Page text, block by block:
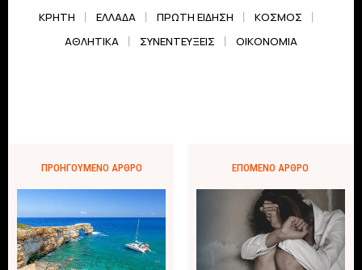
ΚΡΗΤΗ ΕΛΛΆΔΑ ΠΡΏΤΗ ΕΊΔΗΣΗ
ΚΌΣΜΟΣ
ΑΘΛΗΤΙΚΆ
ΣΥΝΕΝΤΕΎΞΕΙΣ ΟΙΚΟΝΟΜΊΑ
ΠΡΟΗΓΟΎΜΕΝΟ ΆΡΘΡΟ ΕΠΌΜΕΝΟ ΆΡΘΡΟ